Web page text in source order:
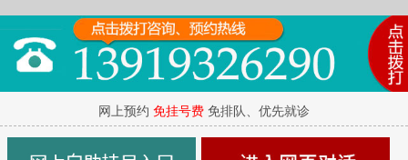
网上预约 免挂号费 免排队、优先就诊